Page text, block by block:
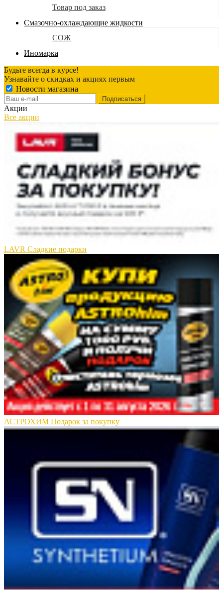
Товар под заказ
Смазочно-охлаждающие жидкости
СОЖ
Иномарка
Будьте всегда в курсе!
Узнавайте о скидках и акциях первым
Новости магазина
Акции
Все акции
LAVR Сладкие подарки
АСТРОХИМ Подарок за покупку